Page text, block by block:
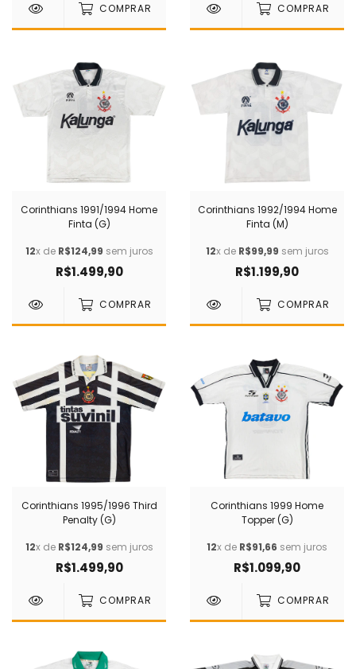
COMPRAR COMPRAR
Corinthians 1991/1994 Home
Finta (G)
12x de R$124,99 sem juros
R$1.499,90
COMPRAR
Corinthians 1992/1994 Home
Finta (M)
12x de R$99,99 sem juros
R$1.199,90
COMPRAR
Corinthians 1995/1996 Third
Penalty (G)
12x de R$124,99 sem juros
R$1.499,90
COMPRAR
Corinthians 1999 Home
Topper (G)
12x de R$91,66 sem juros
R$1.099,90
COMPRAR